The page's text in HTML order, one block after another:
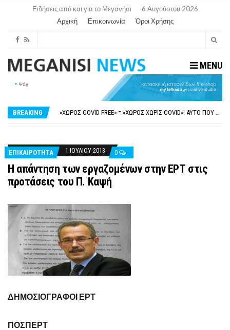
Ειδήσεις από και για το Μεγανήσι
6 Αυγούστου 2026
Αρχική
Επικοινωνία Όροι Χρήσης
MENU
BREAKING
ΝΥΔΡΊ:ΠΙΆΣΤΗΚΑΝ ΣΤΟ ΞΎΛΟ ΟΙ ΙΔΙΟΚΤΉΤΕΣ ΤΟΥΡΙΣΤΙΚΏΝ ΣΚΑΦΏΝ.
«ΧΏΡΟΣ COVID FREE» = «ΧΏΡΟΣ ΧΩΡΊΣ COVID»! ΑΥΤΌ ΠΟΥ ΚΑΝΕΊΣ ΔΕΝ ΈΧΕΙ ΤΟΛΜΉΣΕΙ ΝΑ ΡΩΤΉΣΕΙ
ΠΕΡΊ ΑΝΑΣΤΟΛΉΣ ΝΗΠΙΑΓΩΓΕΊΩΝ ΣΤΗ ΛΕΥΚΆΔΑ
ΕΠΙΚΑΙΡΟΤΗΤΑ
1 ΙΟΥΛΊΟΥ 2013 0
Η απάντηση των εργαζομένων στην ΕΡΤ στις
προτάσεις του Π. Καψή
ΔΗΜΟΣΙΟΓΡΑΦΟΙ ΕΡΤ
ΠΟΣΠΕΡΤ